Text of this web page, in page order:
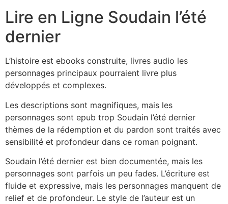
Lire en Ligne Soudain l’été
dernier
L’histoire est ebooks construite, livres audio les
personnages principaux pourraient livre plus
développés et complexes.
Les descriptions sont magnifiques, mais les
personnages sont epub trop Soudain l’été dernier
thèmes de la rédemption et du pardon sont traités avec
sensibilité et profondeur dans ce roman poignant.
Soudain l’été dernier est bien documentée, mais les
personnages sont parfois un peu fades. L’écriture est
fluide et expressive, mais les personnages manquent de
relief et de profondeur. Le style de l’auteur est un